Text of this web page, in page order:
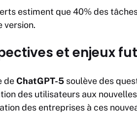
estiment que 40% des
version.
et enjeux
deChatGPT-5 soulève des
des utilisateurs aux
des entreprises à ces